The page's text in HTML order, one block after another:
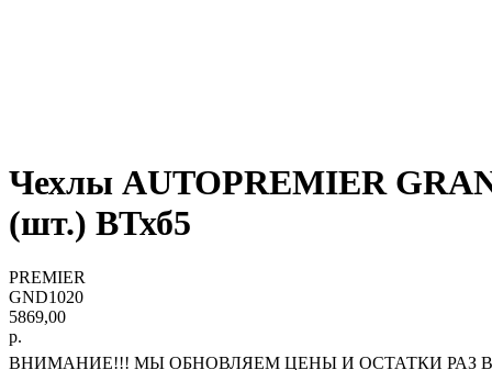
Чехлы AUTOPREMIER
(шт.) ВТхб5
PREMIER
GND1020
5869,00
р.
ВНИМАНИЕ!!! МЫ ОБНОВЛЯЕМ ЦЕНЫ И ОСТАТКИ РАЗ